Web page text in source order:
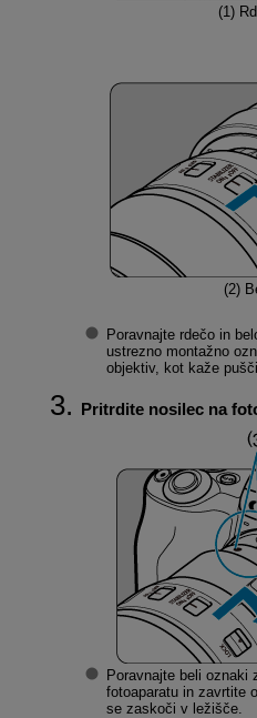
(1)
(2)
Poravnajte rdečo in
ustrezno montažno
objektiv, kot kaže
Pritrdite nosilec na
Poravnajte beli oznaki
fotoaparatu in zavrtite
se zaskoči v ležišče.